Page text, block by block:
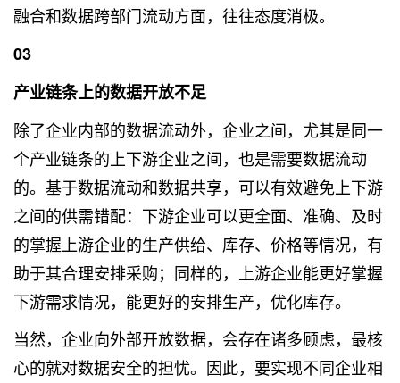
融合和数据跨部门流动方面，往往态度消极。
03
产业链条上的数据开放不足
除了企业内部的数据流动外，企业之间，尤其是同一
个产业链条的上下游企业之间，也是需要数据流动
的。基于数据流动和数据共享，可以有效避免上下游
之间的供需错配：下游企业可以更全面、准确、及时
的掌握上游企业的生产供给、库存、价格等情况，有
助于其合理安排采购；同样的，上游企业能更好掌握
下游需求情况，能更好的安排生产，优化库存。
当然，企业向外部开放数据，会存在诸多顾虑，最核
心的就对数据安全的担忧。因此，要实现不同企业相